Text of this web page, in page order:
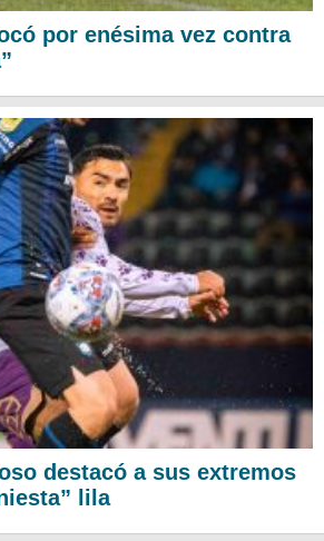
por enésima vez contra
destacó a sus extremos
lila